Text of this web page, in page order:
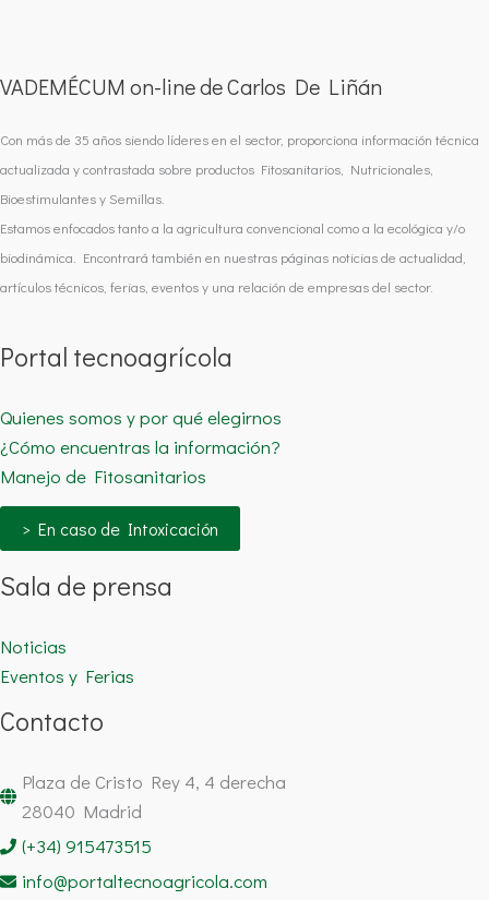
VADEMÉCUM on-line de Carlos De Liñán
Con más de 35 años siendo líderes en el sector, proporciona información técnica
actualizada y contrastada sobre productos Fitosanitarios, Nutricionales,
Bioestimulantes y Semillas.
Estamos enfocados tanto a la agricultura convencional como a la ecológica y/o
biodinámica. Encontrará también en nuestras páginas noticias de actualidad,
artículos técnicos, ferias, eventos y una relación de empresas del sector.
Portal tecnoagrícola
Quienes somos y por qué elegirnos
¿Cómo encuentras la información?
Manejo de Fitosanitarios
> En caso de Intoxicación
Sala de prensa
Noticias
Eventos y Ferias
Contacto
Plaza de Cristo Rey 4, 4 derecha
28040 Madrid
(+34) 915473515
info@portaltecnoagricola.com